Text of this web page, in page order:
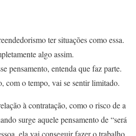
ter situações como essa.
algo assim.
pensamento, entenda que faz parte.
com o tempo, vai se sentir limitado.
à contratação, como o risco de a
surge aquele pensamento de “será
ela vai conseguir fazer o trabalho